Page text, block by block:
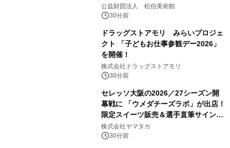
公益財団法人 松伯美術館
30分前
ドラッグストアモリ みらいプロジェ
クト 「子どもお仕事参観デー2026」
を開催！
株式会社ドラッグストアモリ
30分前
セレッソ大阪の2026／27シーズン開
幕戦に 「ウメダチーズラボ」が出店！
限定スイーツ販売＆選手直筆サイング
ッズが当たる抽選会を 8月8日に開催
株式会社ヤマタカ
30分前